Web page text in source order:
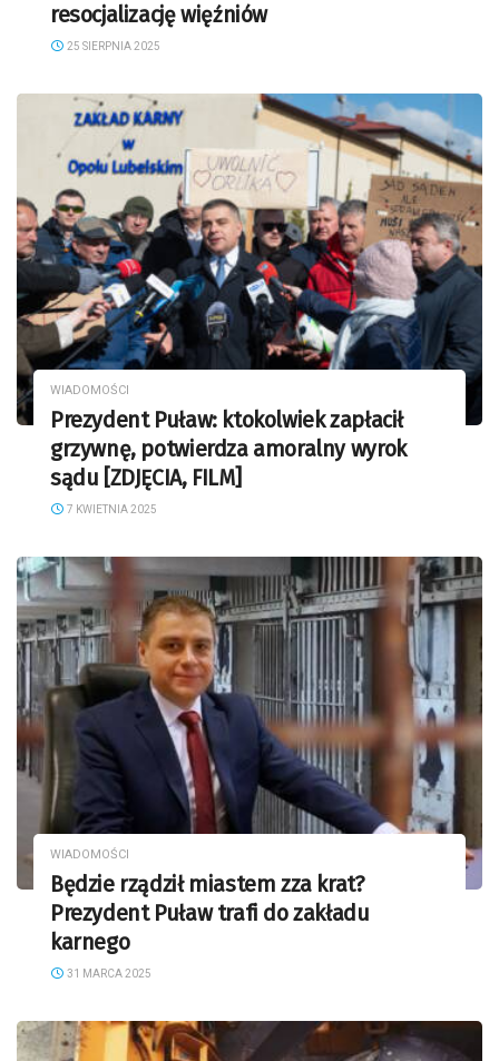
resocjalizację więźniów
25 SIERPNIA 2025
WIADOMOŚCI
Prezydent Puław: ktokolwiek zapłacił
grzywnę, potwierdza amoralny wyrok
sądu [ZDJĘCIA, FILM]
7 KWIETNIA 2025
WIADOMOŚCI
Będzie rządził miastem zza krat?
Prezydent Puław trafi do zakładu
karnego
31 MARCA 2025